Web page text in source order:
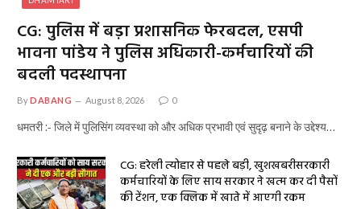
CG: पुलिस में बड़ा प्रशासनिक फेरबदल, एसपी
भावना पांडेय ने पुलिस अधिकारी-कर्मचारियों की
बदली पदस्थापना
ByDABANG August 8, 2026 0
धमतरी :- जिले में पुलिसिंग व्यवस्था को और अधिक प्रभावी एवं सुदृढ़ बनाने के उद्देश्य…
CG: हरेली त्योहार से पहले बड़ी, खुशखबरीसरकारी
कर्मचारियों के लिए साय सरकार ने खत्म कर दी पैसों
की टेंशन, एक क्लिक में खाते में आएगी रकम